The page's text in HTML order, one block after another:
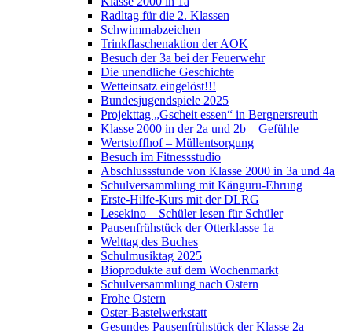
Radltag für die 2. Klassen
Schwimmabzeichen
Trinkflaschenaktion der AOK
Besuch der 3a bei der Feuerwehr
Die unendliche Geschichte
Wetteinsatz eingelöst!!!
Bundesjugendspiele 2025
Projekttag „Gscheit essen“ in Bergnersreuth
Klasse 2000 in der 2a und 2b – Gefühle
Wertstoffhof – Müllentsorgung
Besuch im Fitnessstudio
Abschlussstunde von Klasse 2000 in 3a und 4a
Schulversammlung mit Känguru-Ehrung
Erste-Hilfe-Kurs mit der DLRG
Lesekino – Schüler lesen für Schüler
Pausenfrühstück der Otterklasse 1a
Welttag des Buches
Schulmusiktag 2025
Bioprodukte auf dem Wochenmarkt
Schulversammlung nach Ostern
Frohe Ostern
Oster-Bastelwerkstatt
Gesundes Pausenfrühstück der Klasse 2a